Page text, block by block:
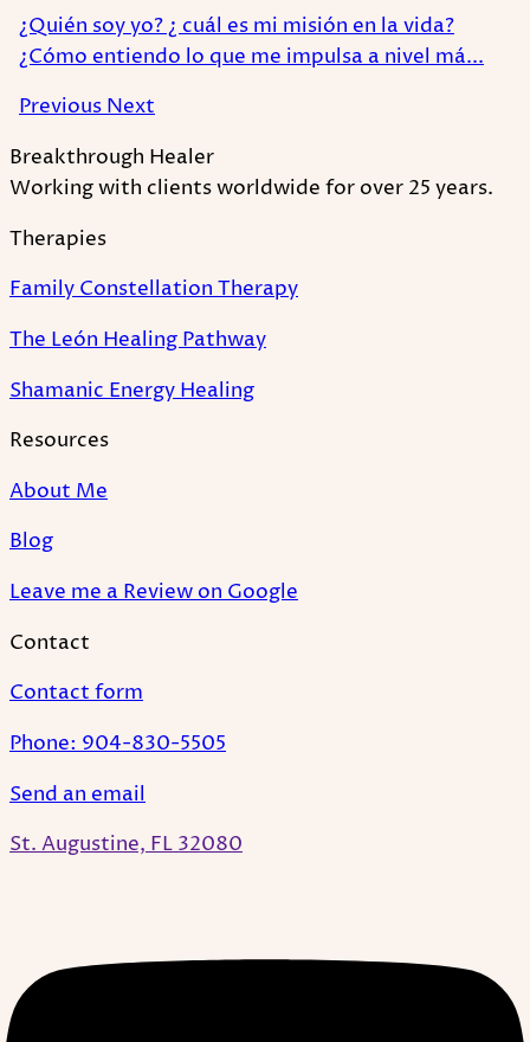
¿Quién soy yo? ¿ cuál es mi misión en la vida?
¿Cómo entiendo lo que me impulsa a nivel má...
PreviousNext
Breakthrough Healer
Working with clients worldwide for over 25 years.
Therapies
Family Constellation Therapy
The León Healing Pathway
Shamanic Energy Healing
Resources
About Me
Blog
Leave me a Review on Google
Contact
Contact form
Phone: 904-830-5505
Send an email
St. Augustine, FL 32080